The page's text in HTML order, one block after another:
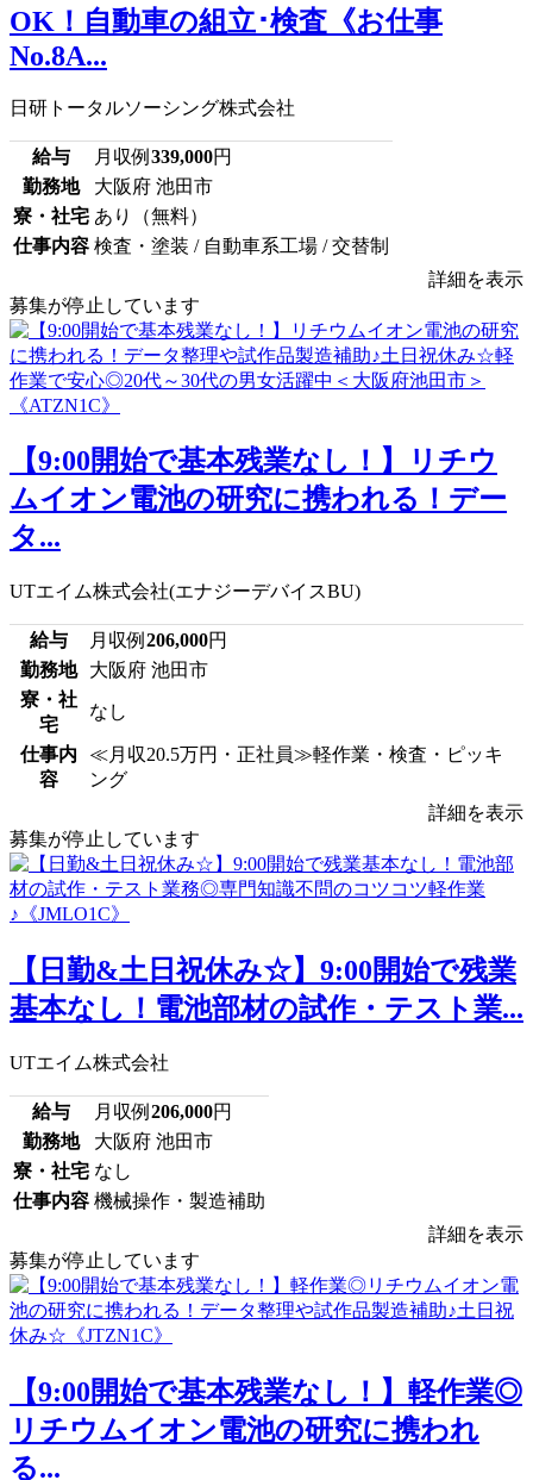
OK！自動車の組立･検査《お仕事
No.8A...
日研トータルソーシング株式会社
給与 月収例 339,000円
勤務地
大阪府 池田市
寮・社宅 あり（無料）
仕事内容 検査・塗装 / 自動車系工場 / 交替制
詳細を表示
募集が停止しています
【9:00開始で基本残業なし！】リチウ
ムイオン電池の研究に携われる！デー
タ...
UTエイム株式会社(エナジーデバイスBU)
給与 月収例 206,000円
勤務地
大阪府 池田市
寮・社
宅
なし
仕事内
容
≪月収20.5万円・正社員≫軽作業・検査・ピッキ
ング
詳細を表示
募集が停止しています
【日勤&土日祝休み☆】9:00開始で残業
基本なし！電池部材の試作・テスト業...
UTエイム株式会社
給与 月収例 206,000円
勤務地
大阪府 池田市
寮・社宅 なし
仕事内容 機械操作・製造補助
詳細を表示
募集が停止しています
【9:00開始で基本残業なし！】軽作業◎
リチウムイオン電池の研究に携われ
る...